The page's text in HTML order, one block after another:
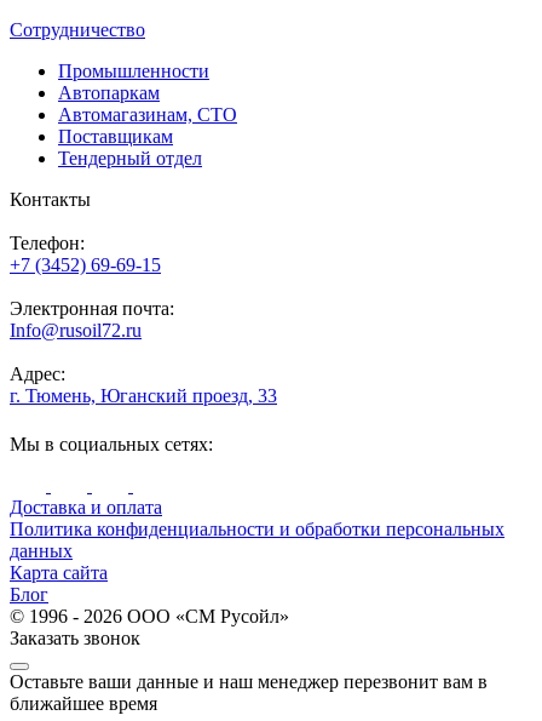
Сотрудничество
Промышленности
Автопаркам
Автомагазинам, СТО
Поставщикам
Тендерный отдел
Контакты
Телефон:
+7 (3452) 69-69-15
Электронная почта:
Info@rusoil72.ru
Адрес:
г. Тюмень, Юганский проезд, 33
Мы в социальных сетях:
Доставка и оплата
Политика конфиденциальности и обработки персональных
данных
Карта сайта
Блог
© 1996 - 2026 ООО «СМ Русойл»
Заказать звонок
Оставьте ваши данные и наш менеджер перезвонит вам в
ближайшее время